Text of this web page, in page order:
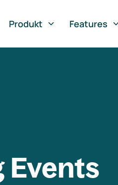
Produkt
Features
Events